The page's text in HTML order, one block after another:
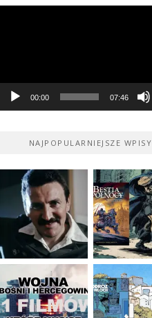
00:00 07:46
NAJPOPULARNIEJSZE WPISY